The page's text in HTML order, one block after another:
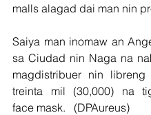
malls alagad dai man nin
Saiya man inomaw an
sa Ciudad nin Naga na
magdistribuer nin
treinta mil (30,000) na
face mask.   (DPAureus)